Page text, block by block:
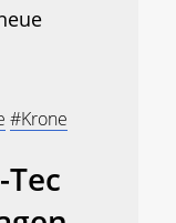
#Krone